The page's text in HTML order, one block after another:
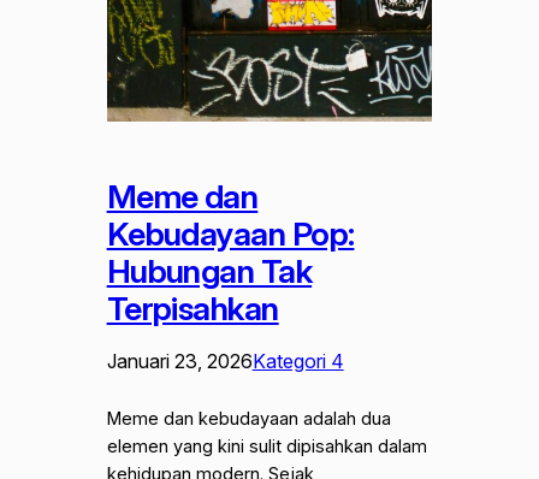
Meme dan
Kebudayaan Pop:
Hubungan Tak
Terpisahkan
Januari 23, 2026Kategori 4
Meme dan kebudayaan adalah dua
elemen yang kini sulit dipisahkan dalam
kehidupan modern. Sejak